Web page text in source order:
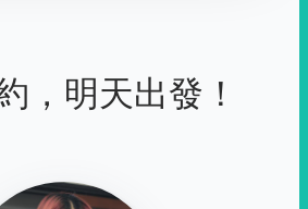
，明天出發！